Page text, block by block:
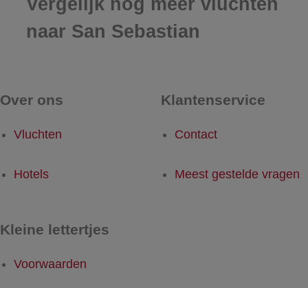
Vergelijk nog meer vluchten
naar San Sebastian
Over ons
Vluchten
Hotels
Klantenservice
Contact
Meest gestelde vragen
Kleine lettertjes
Voorwaarden